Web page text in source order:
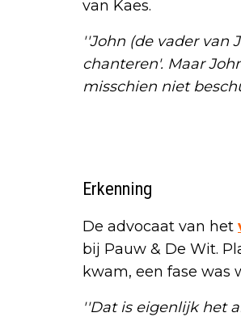
van Kaes.
''John (de vader van
chanteren'. Maar
misschien niet
Erkenning
De advocaat van het
bij Pauw & De Wit.
kwam, een fase was
''Dat is eigenlijk het